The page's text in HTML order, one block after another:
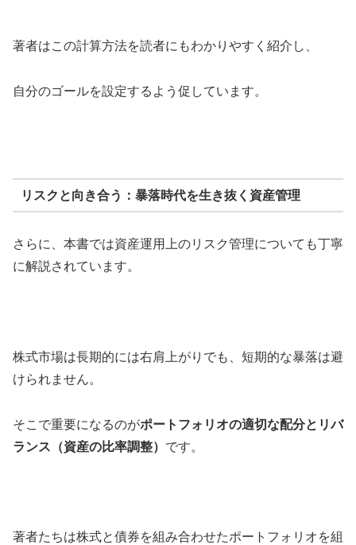
著者はこの計算方法を読者にもわかりやすく紹介し、
自分のゴールを設定するよう促しています。
リスクと向き合う：暴落時代を生き抜く資産管理
さらに、本書では資産運用上のリスク管理についても丁寧
に解説されています。
株式市場は長期的には右肩上がりでも、短期的な暴落は避
けられません。
そこで重要になるのがポートフォリオの適切な配分とリバ
ランス（資産の比率調整） です。
著者たちは株式と債券を組み合わせたポートフォリオを組